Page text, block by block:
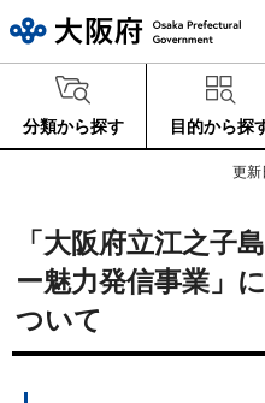
分類から探す 目的から探
更新
「大阪府立江之子
ー魅力発信事業」
ついて